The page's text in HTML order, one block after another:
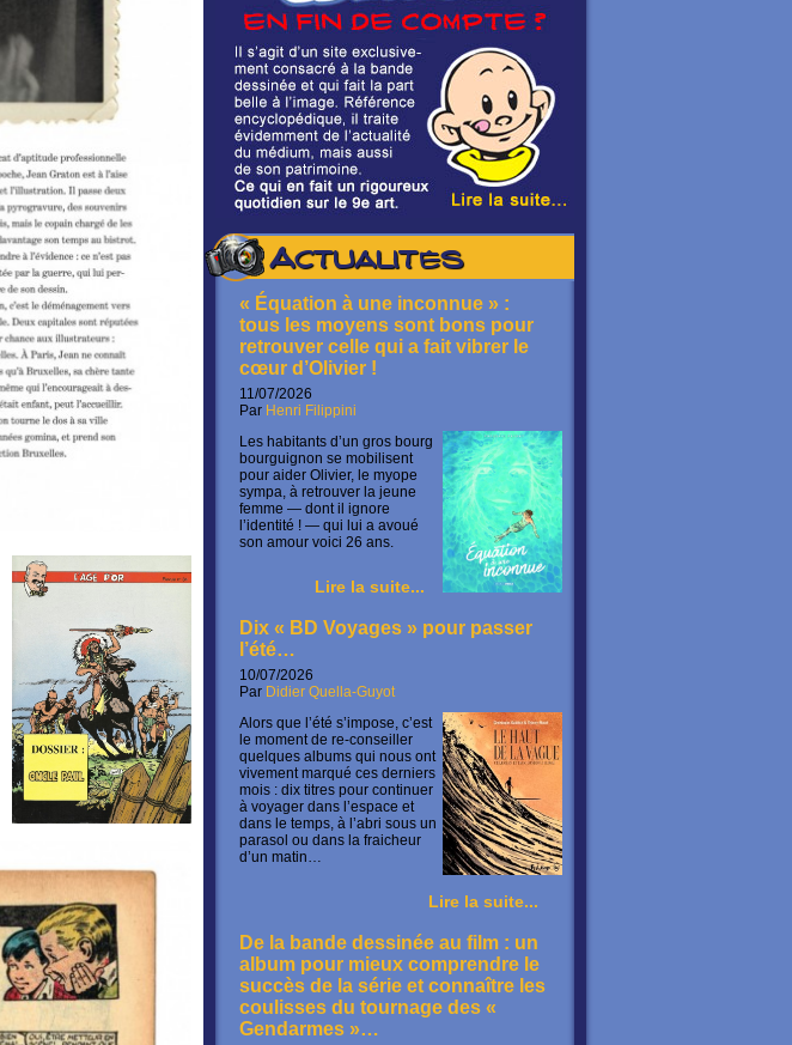
Actualités
« Équation à une inconnue » :
tous les moyens sont bons pour
retrouver celle qui a fait vibrer le
cœur d’Olivier !
11/07/2026
Par Henri Filippini
Les habitants d’un gros bourg
bourguignon se mobilisent
pour aider Olivier, le myope
sympa, à retrouver la jeune
femme — dont il ignore
l’identité ! — qui lui a avoué
son amour voici 26 ans.
Lire la suite...
Dix « BD Voyages » pour passer
l’été…
10/07/2026
Par Didier Quella-Guyot
Alors que l’été s’impose, c’est
le moment de re-conseiller
quelques albums qui nous ont
vivement marqué ces derniers
mois : dix titres pour continuer
à voyager dans l’espace et
dans le temps, à l’abri sous un
parasol ou dans la fraicheur
d’un matin…
Lire la suite...
De la bande dessinée au film : un
album pour mieux comprendre le
succès de la série et connaître les
coulisses du tournage des «
Gendarmes »…